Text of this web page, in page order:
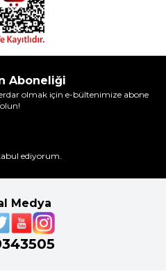
Aboneliği
olmak için e-bültenimize abone
olun!
ediyorum.
Medya